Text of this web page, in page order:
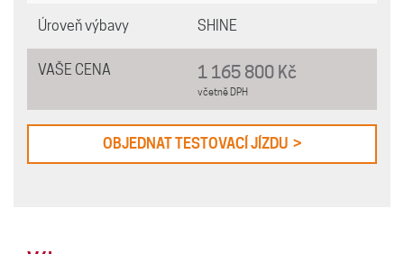
Úroveň výbavy SHINE
VAŠE CENA 1 165 800 Kč
včetně DPH
OBJEDNAT TESTOVACÍ JÍZDU >